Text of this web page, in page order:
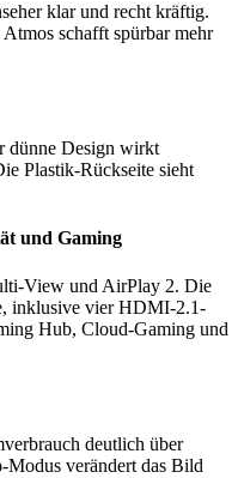
klar und recht kräftig.
schafft spürbar mehr
dünne Design wirkt
Plastik-Rückseite sieht
und Gaming
View und AirPlay 2. Die
inklusive vier HDMI-2.1-
Hub, Cloud-Gaming und
deutlich über
verändert das Bild